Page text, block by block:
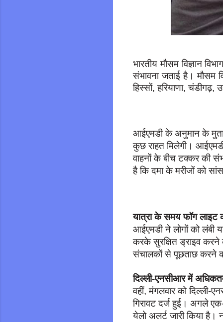
भारतीय मौसम विज्ञान
संभावना जताई है। मौसम
हिस्सों, हरियाणा,
आईएमडी के अनुमान के
कुछ राहत मिलेगी।
वाहनों के बीच टक्कर की
है कि दमा के मरीजों को
यात्रा के समय फॉग लाइट
आईएमडी ने लोगों को लंबी
करके सुरक्षित ड्राइव करने
संचालकों से पूछताछ करने
दिल्ली-एनसीआर में
वहीं, मंगलवार को दिल्ली-
गिरावट दर्ज हुई। अगले
येलो अलर्ट जारी किया है।